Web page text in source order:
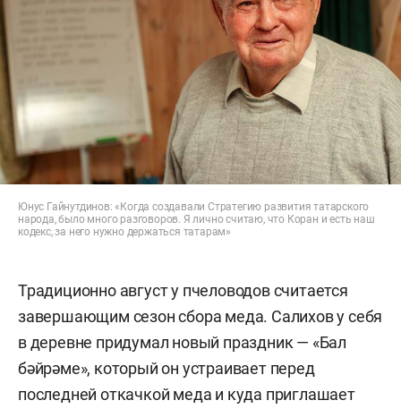
Юнус Гайнутдинов: «Когда создавали Стратегию развития татарского
народа, было много разговоров. Я лично считаю, что Коран и есть наш
кодекс, за него нужно держаться татарам»
Традиционно август у пчеловодов считается
завершающим сезон сбора меда. Салихов у себя
в деревне придумал новый праздник — «Бал
бәйрәме», который он устраивает перед
последней откачкой меда и куда приглашает